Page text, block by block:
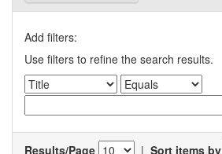
Add filters:
Use filters to refine the search results.
Results/Page | Sort items by